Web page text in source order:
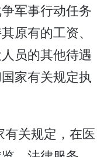
军事行动任务
原有的工资、
员的其他待遇
家有关规定执
关规定，在医